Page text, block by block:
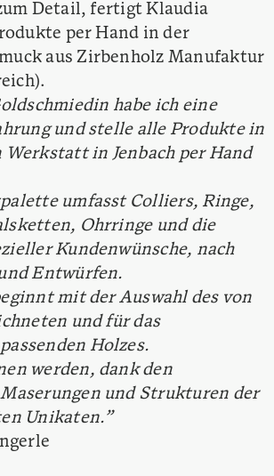
Detail, fertigt Klaudia
per Hand in der
aus Zirbenholz Manufaktur
habe ich eine
und stelle alle Produkte in
in Jenbach per Hand
umfasst Colliers, Ringe,
Ohrringe und die
Kundenwünsche, nach
Entwürfen.
mit der Auswahl des von
und für das
Holzes.
werden, dank den
und Strukturen der
Unikaten.”